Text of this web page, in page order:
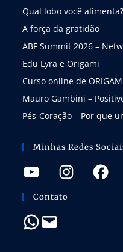
Qual lobo você alimenta?
A força da gratidão
ABF Summit 2026 –
Edu Lyra e Origami
Curso online de
Mauro Gambini –
Pés-Coração – Por que
Minhas Redes
Contato